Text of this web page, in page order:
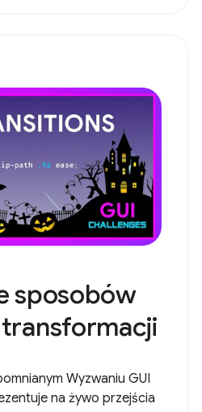
sposobów
Wyzwaniu GUI
na żywo przejścia